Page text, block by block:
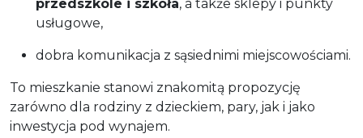
przedszkole i szkoła, a także sklepy i punkty
usługowe,
dobra komunikacja z sąsiednimi miejscowościami.
To mieszkanie stanowi znakomitą propozycję
zarówno dla rodziny z dzieckiem, pary, jak i jako
inwestycja pod wynajem.